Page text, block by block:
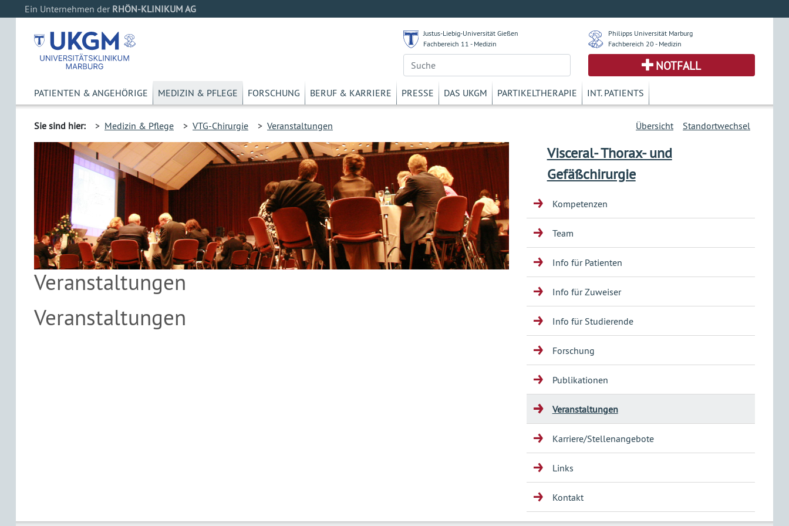
Ein Unternehmen der RHÖN-KLINIKUM AG
Justus-Liebig-Universität Gießen
Fachbereich 11 - Medizin
Philipps Universität Marburg
Fachbereich 20 - Medizin
NOTFALL
PATIENTEN & ANGEHÖRIGE MEDIZIN & PFLEGE FORSCHUNG BERUF & KARRIERE PRESSE DAS UKGM PARTIKELTHERAPIE INT. PATIENTS
Sie sind hier: > Medizin & Pflege > VTG-Chirurgie > Veranstaltungen Standortwechsel
Übersicht
Veranstaltungen
Veranstaltungen
Visceral- Thorax- und
Gefäßchirurgie
Kompetenzen
Team
Info für Patienten
Info für Zuweiser
Info für Studierende
Forschung
Publikationen
Veranstaltungen
Karriere/Stellenangebote
Links
Kontakt